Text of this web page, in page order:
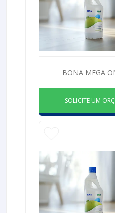
BONA MEGA
SOLICITE UM